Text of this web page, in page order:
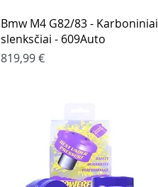
Greita peržiūra
Bmw M4 G82/83 - Karboniniai
slenksčiai - 609Auto
Kaina
819,99 €